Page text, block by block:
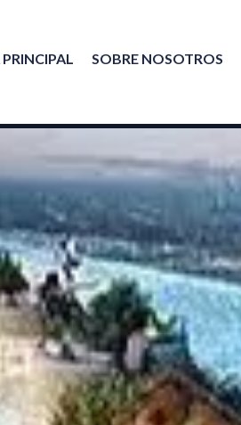
SOBRE NOSOTROS